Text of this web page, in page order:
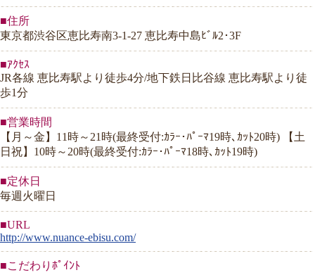
■住所
東京都渋谷区恵比寿南3-1-27 恵比寿中島ﾋﾞﾙ2･3F
■ｱｸｾｽ
JR各線 恵比寿駅より徒歩4分/地下鉄日比谷線 恵比寿駅より徒
歩1分
■営業時間
【月～金】11時～21時(最終受付:ｶﾗｰ･ﾊﾟｰﾏ19時､ｶｯﾄ20時) 【土
日祝】10時～20時(最終受付:ｶﾗｰ･ﾊﾟｰﾏ18時､ｶｯﾄ19時)
■定休日
毎週火曜日
■URL
http://www.nuance-ebisu.com/
■こだわりﾎﾟｲﾝﾄ